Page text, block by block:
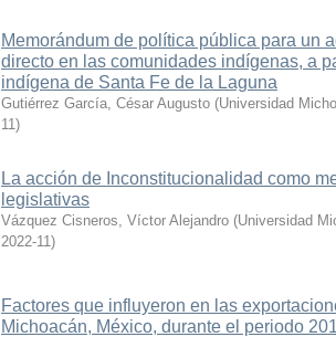
Memorándum de política pública para un
directo en las comunidades indígenas, a
indígena de Santa Fe de la Laguna
Gutiérrez García, César Augusto (Universidad
11)
La acción de Inconstitucionalidad como
legislativas
Vázquez Cisneros, Víctor Alejandro (Universidad
2022-11)
Factores que influyeron en las
Michoacán, México, durante el periodo